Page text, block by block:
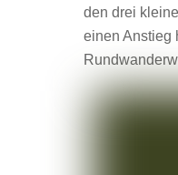
den drei
einen Anstieg